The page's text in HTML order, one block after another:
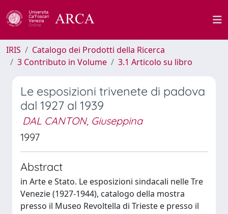
IRIS
Catalogo dei Prodotti della Ricerca
3 Contributo in Volume
3.1 Articolo su libro
Le esposizioni trivenete di padova
dal 1927 al 1939
DAL CANTON, Giuseppina
1997
Abstract
in Arte e Stato. Le esposizioni sindacali nelle Tre
Venezie (1927-1944), catalogo della mostra
presso il Museo Revoltella di Trieste e presso il